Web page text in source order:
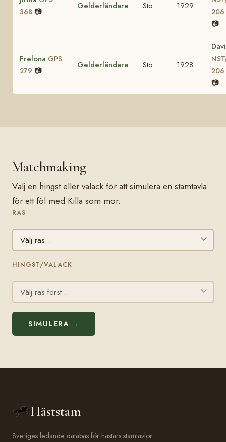
368 📷
Gelderländare Sto 1929
206
📷
Frelona GPS
279 📷
Gelderländare Sto 1928
206
📷
Matchmaking
Välj en hingst eller valack för att simulera en stamtavla
för ett föl med Killa som mor.
RAS
HINGST/VALACK
SIMULERA →
Häststam
Sveriges ledande databas för hästars stamtavlor